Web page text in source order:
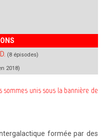
(8 épisodes)
2018)
unis sous la bannière de
formée par des